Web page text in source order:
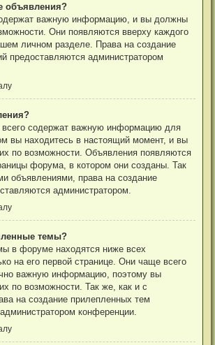
объявления?
важную информацию, и вы должны
Они появляются вверху каждого
личном разделе. Права на создание
предоставляются администратором
содержат важную информацию для
вы находитесь в настоящий момент, и вы
по возможности. Объявления появляются
форума, в котором они созданы. Так
объявлениями, права на создание
администратором.
темы?
в форуме находятся ниже всех
на его первой странице. Они чаще всего
важную информацию, поэтому вы
по возможности. Так же, как и с
на создание прилепленных тем
конференции.